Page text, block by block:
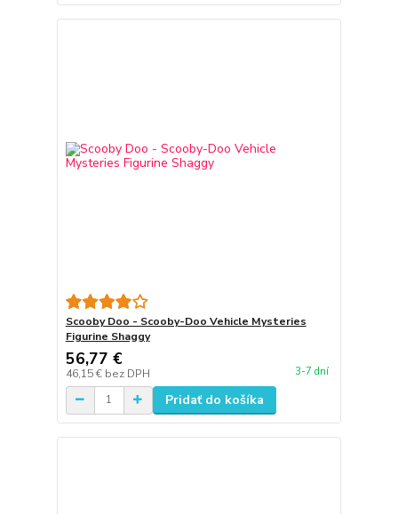
Scooby Doo - Scooby-Doo Vehicle Mysteries
Figurine Shaggy
56,77 €
46,15 € bez DPH 3-7 dní
Pridať do košíka